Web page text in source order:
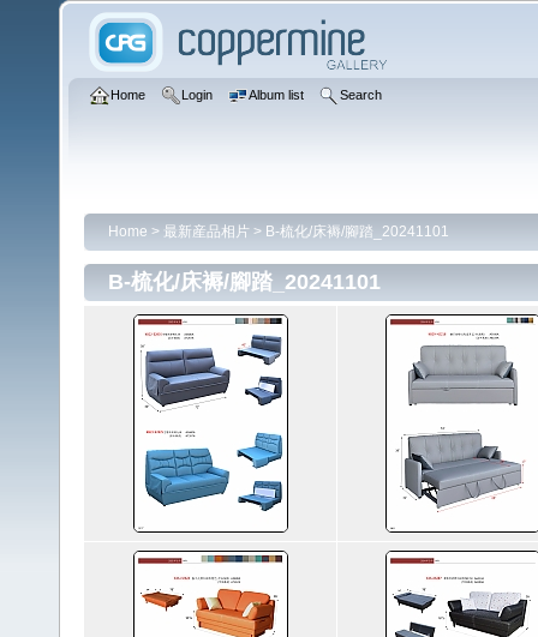
Home Login Album list Search
Home > 最新産品相片 > B-梳化/床褥/腳踏_20241101
B-梳化/床褥/腳踏_20241101